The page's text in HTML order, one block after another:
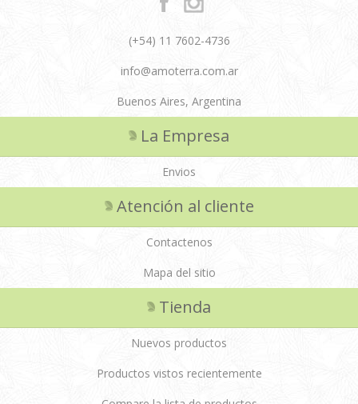
(+54) 11 7602-4736
info@amoterra.com.ar
Buenos Aires, Argentina
La Empresa
Envios
Atención al cliente
Contactenos
Mapa del sitio
Tienda
Nuevos productos
Productos vistos recientemente